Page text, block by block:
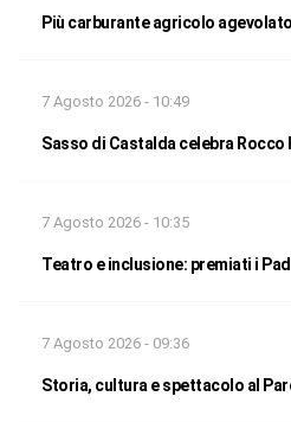
Più carburante agricolo
7 Agosto 2026 - 10:49
Sasso di Castalda celebra Rocco
7 Agosto 2026 - 10:35
Teatro e inclusione: premiati i
7 Agosto 2026 - 09:36
Storia, cultura e spettacolo al